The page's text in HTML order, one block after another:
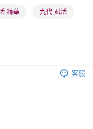
運費
費
2-5個工作天到店，3天內
達
精華 九代 賦活
客服